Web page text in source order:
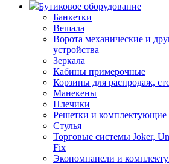
Бутиковое оборудование
Банкетки
Вешала
Ворота механические и
устройства
Зеркала
Кабины примерочные
Корзины для распродаж,
Манекены
Плечики
Решетки и комплектующие
Стулья
Торговые системы Joker,
Fix
Экономпанели и